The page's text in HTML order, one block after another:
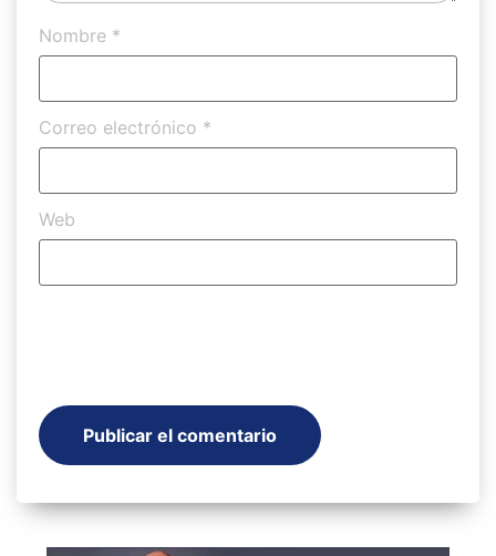
Nombre *
Correo electrónico *
Web